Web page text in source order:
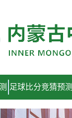
足球比分竞猜预测